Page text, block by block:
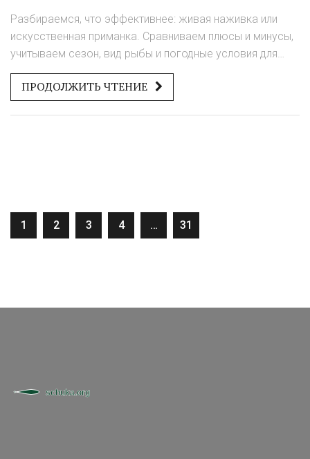
Разбираемся, что эффективнее: живая наживка или
искусственная приманка. Сравниваем плюсы и минусы,
учитываем сезон, вид рыбы и погодные условия для
успешной ловли.
ПРОДОЛЖИТЬ ЧТЕНИЕ
1 2 3 4 … 31